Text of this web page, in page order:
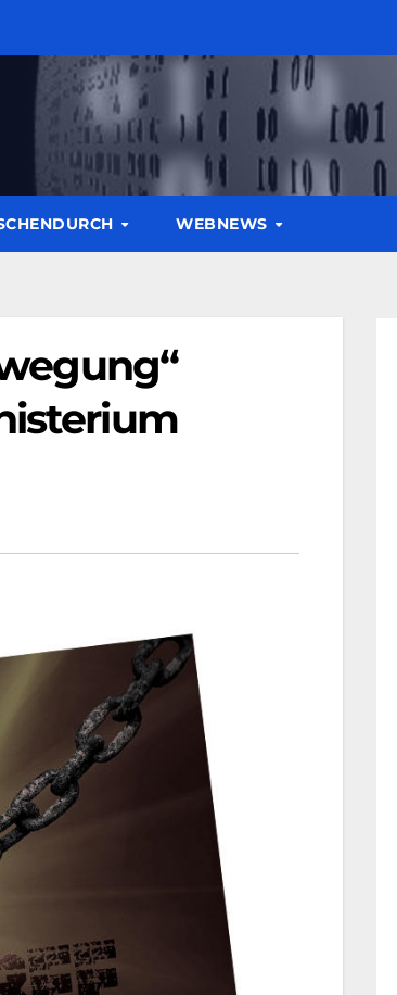
WEBNEWS